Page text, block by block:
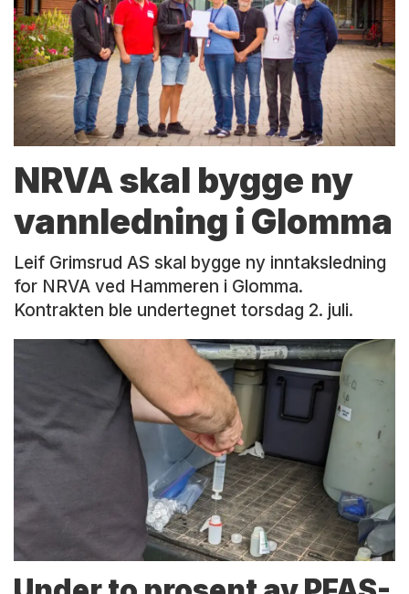
NRVA skal bygge ny
vannledning i Glomma
Leif Grimsrud AS skal bygge ny inntaksledning
for NRVA ved Hammeren i Glomma.
Kontrakten ble undertegnet torsdag 2. juli.